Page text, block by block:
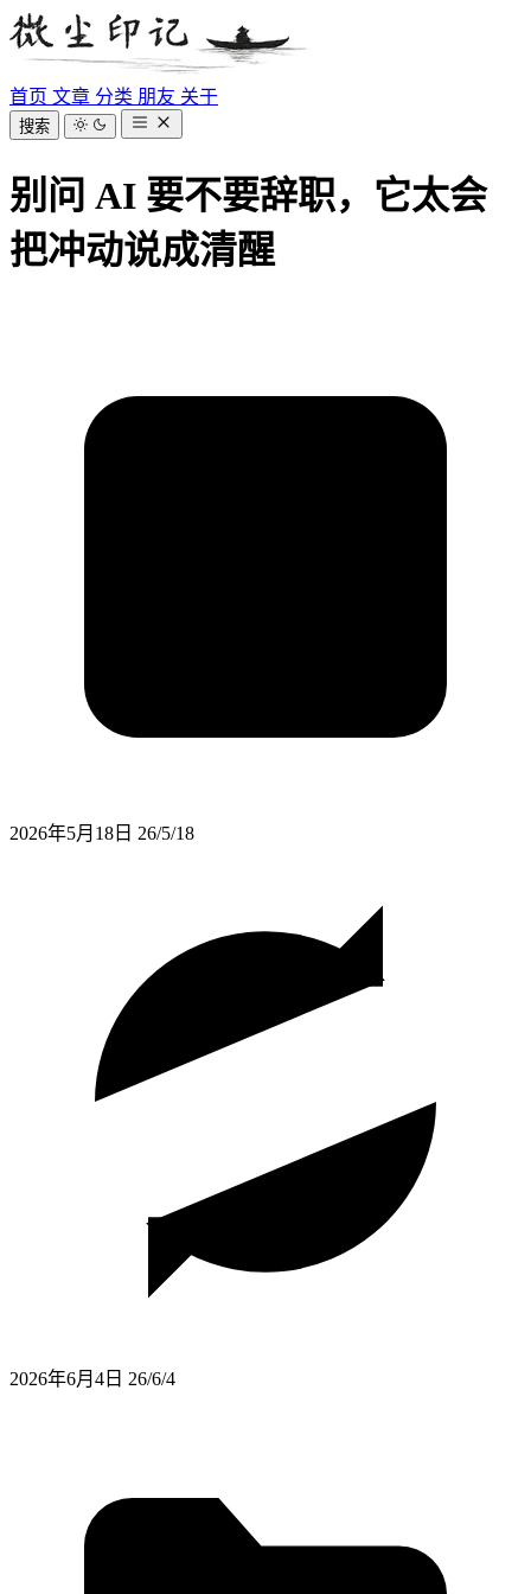
首页 文章 分类 朋友 关于
搜索
别问 AI 要不要辞职，它太会
把冲动说成清醒
2026年5月18日 26/5/18
2026年6月4日 26/6/4